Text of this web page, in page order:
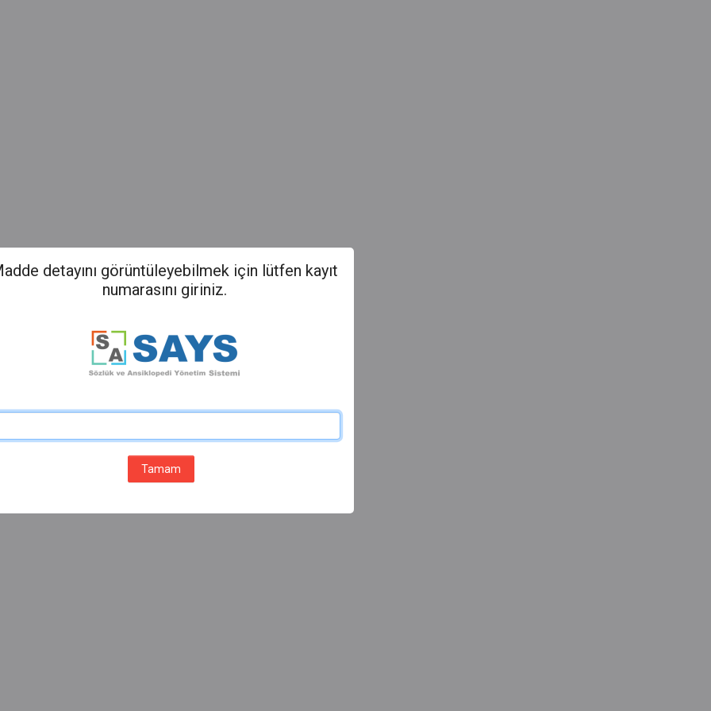
detayını görüntüleyebilmek için lütfen kayıt
numarasını giriniz.
Tamam